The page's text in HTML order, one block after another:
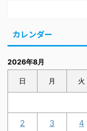
カレンダー
2026年8月
日 月 火
2 3 4